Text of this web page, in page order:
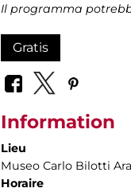
Il programma
Gratis
Information
Lieu
Museo Carlo Bilotti
Horaire